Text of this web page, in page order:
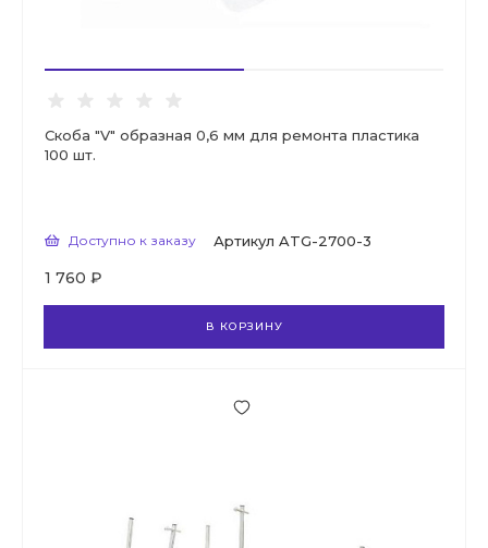
Скоба "V" образная 0,6 мм для ремонта пластика
100 шт.
Доступно к заказу Артикул ATG-2700-3
1 760 ₽
В КОРЗИНУ